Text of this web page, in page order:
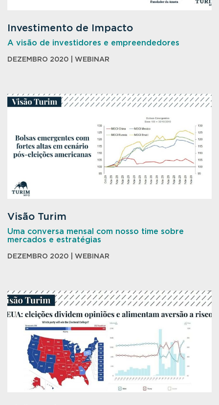
Investimento de Impacto
A visão de investidores e empreendedores
DEZEMBRO 2020 | WEBINAR
Visão Turim
Uma conversa mensal com nosso time sobre
mercados e estratégias
DEZEMBRO 2020 | WEBINAR